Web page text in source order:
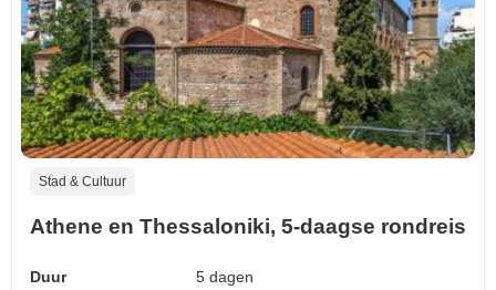
Stad & Cultuur
Athene en Thessaloniki, 5-daagse rondreis
Duur
5 dagen